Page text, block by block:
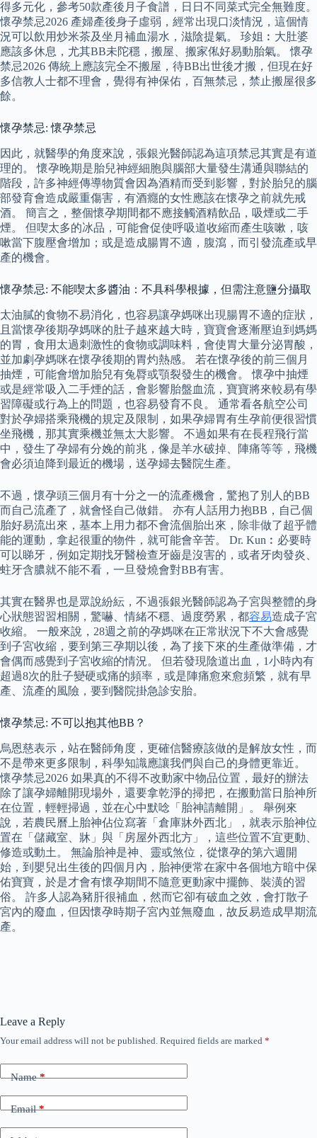
得多元化，參考50款產後月子食譜，日日不同菜式完全無難度。
懷孕禁忌2026 產婦產後身子虛弱，經常出現口淡情況，這個情
況可以飲用炒米茶及坐月補血湯水，滋陰提氣。 珍姐︰大肚婆
應該多休息，尤其BB未陀穩，搬屋、搬家俬好易動胎氣。 懷孕
禁忌2026 傳統上應該完全不搬屋，待BB出世後才搬，但現在好
多信教人士都不理會，覺得有神保佑，百無禁忌，禁止搬屋很多
餘。
懷孕禁忌: 懷孕禁忌
因此，就醫學的角度來說，張銀光醫師認為這項禁忌其實是有道
理的。 懷孕晚期是胎兒神經細胞與腦部大量發生溝通與聯結的
階段，許多神經傳導物質會因為酒精而受到影響，對於胎兒的腦
部發育會造成嚴重傷害，有酒癮的女性應該在懷孕之前就先戒
酒。 簡言之，整個懷孕期間都不應接觸酒精飲品，吸煙或二手
煙。 但喫太多的冰品，可能會促使呼吸道收縮而產生咳嗽，咳
嗽當下腹壓會增加；或是造成腸胃不適，腹瀉，而引發流產或早
產的機會。
懷孕禁忌: 不能喫太多醬油：不具科學根據，但需注意鹽分攝取
太油膩的食物不易消化，也容易讓孕媽咪出現腸胃不適的症狀，
且當懷孕後期孕媽咪的肚子越來越大時，寶寶會逐漸壓迫到媽媽
的胃，食用太過刺激性的食物或調味料，會使胃大量分泌胃酸，
並加劇孕媽咪在懷孕後期的胃灼熱感。 若在懷孕後的前三個月
抽煙，可能會增加胎兒有兔脣或顎裂發生的機會。 懷孕中抽煙
或是經常吸入二手煙的話，會影響胎盤血流，寶寶將來較易有學
習障礙或行為上的問題，也容易發育不良。 通常看各航空公司
對於孕婦搭乘飛機的規定及限制，如果孕婦胃有生孕前便很習慣
坐飛機，那其實乘機並無太大影響。 不過如果有在長程飛行當
中，發生了孕婦有分娩的前兆，像是羊水破掉、陣痛等等，飛機
會必須迫降到最近的機場，送孕婦去醫院生產。
不過，懷孕頭三個月有十分之一的流產機會，驚抱了別人的BB
而自己流產了，就會怪自己做錯。 亦有人話用力抱BB，自己個
胎好易流出來，基本上用力都不會流個胎出來，除非做了超乎體
能的運動，拿起很重的物件，就可能會辛苦。 Dr. Kun︰必要時
可以睇牙，例如定期找牙醫檢查牙齒是沒害的，或者牙肉發炎、
蛀牙含膿就不能不看，一旦發燒會對BB有害。
其實在醫界也是眾說紛紜，不過張銀光醫師認為子宮與整體的身
心狀態習習相關，驚嚇、情緒不穩、過度勞累，都容易造成子宮
收縮。 一般來說，28週之前的孕媽咪在正常狀況下不大會感覺
到子宮收縮，要到第三孕期以後，為了接下來的生產做準備，才
會偶而感覺到子宮收縮的情況。 但若發現陰道出血，1小時內有
超過8次的肚子變硬或痛的頻率，或是陣痛愈來愈頻繁，就有早
產、流產的風險，要到醫院掛急診安胎。
懷孕禁忌: 不可以抱其他BB？
烏恩慈表示，站在醫師角度，更確信醫療該做的是解放女性，而
不是帶來更多限制，科學知識應讓我們與自己的身體更靠近。
懷孕禁忌2026 如果真的不得不改動家中物品位置，最好的辦法
除了讓孕婦離開現場外，還要拿乾淨的掃把，在搬動當日胎神所
在位置，輕輕掃過，並在心中默唸「胎神請離開」。 舉例來
說，若農民曆上胎神佔位寫著「倉庫牀外西北」，就表示胎神位
置在「儲藏室、牀」與「房屋外西北方」，這些位置不宜更動、
修造或動土。 無論胎神是神、靈或煞位，從懷孕的第六週開
始，到嬰兒出生後的四個月內，胎神便常在家中各個地方暗中保
佑寶寶，於是才會有懷孕期間不隨意更動家中擺飾、裝潢的習
俗。 許多人認為豬肝很補血，然而它卻有破血之效，會打散子
宮內的廢血，但因懷孕時期子宮內並無廢血，故反易造成早期流
產。
Leave a Reply
Your email address will not be published. Required fields are marked *
Name*
Email*